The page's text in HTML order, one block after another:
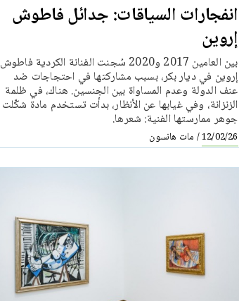
انفجارات السياقات: جدائل فاطوش
إروين
بين العامين 2017 و2020 سُجنت الفنانة الكردية فاطوش
إروين في ديار بكر، بسبب مشاركتها في احتجاجات ضد
عنف الدولة وعدم المساواة بين الجنسين. هناك، في ظلمة
الزنزانة، وفي غيابها عن الأنظار، بدأت تستخدم مادة شكّلت
جوهر ممارستها الفنية: شعرها.
12/02/26
/ مات هانسون